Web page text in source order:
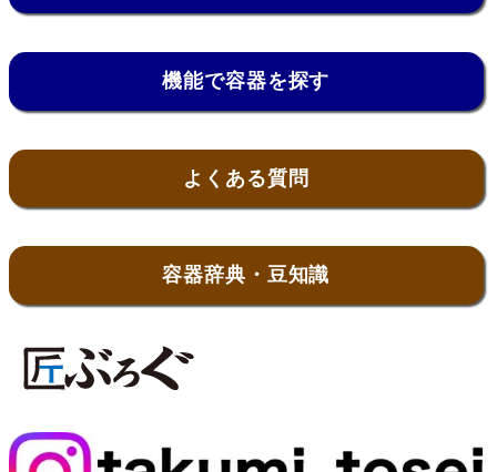
機能で容器を探す
よくある質問
容器辞典・豆知識